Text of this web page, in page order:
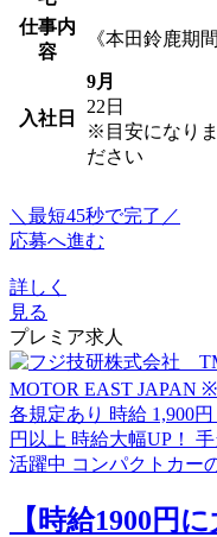
仕事内
容
《本田鈴鹿期
入社日
9月
22日
※目安になり
ださい
＼最短45秒で完了／
応募へ進む
詳しく
見る
プレミア求人
【時給1900円